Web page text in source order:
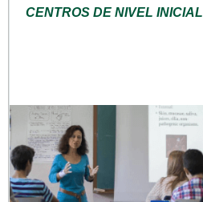
CENTROS DE NIVEL INICIAL